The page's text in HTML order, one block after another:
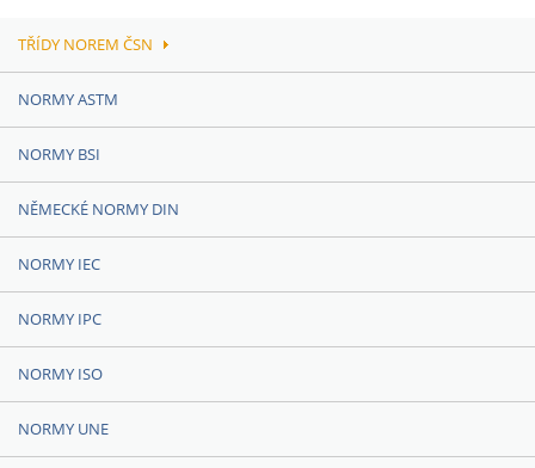
TŘÍDY NOREM ČSN
NORMY ASTM
NORMY BSI
NĚMECKÉ NORMY DIN
NORMY IEC
NORMY IPC
NORMY ISO
NORMY UNE